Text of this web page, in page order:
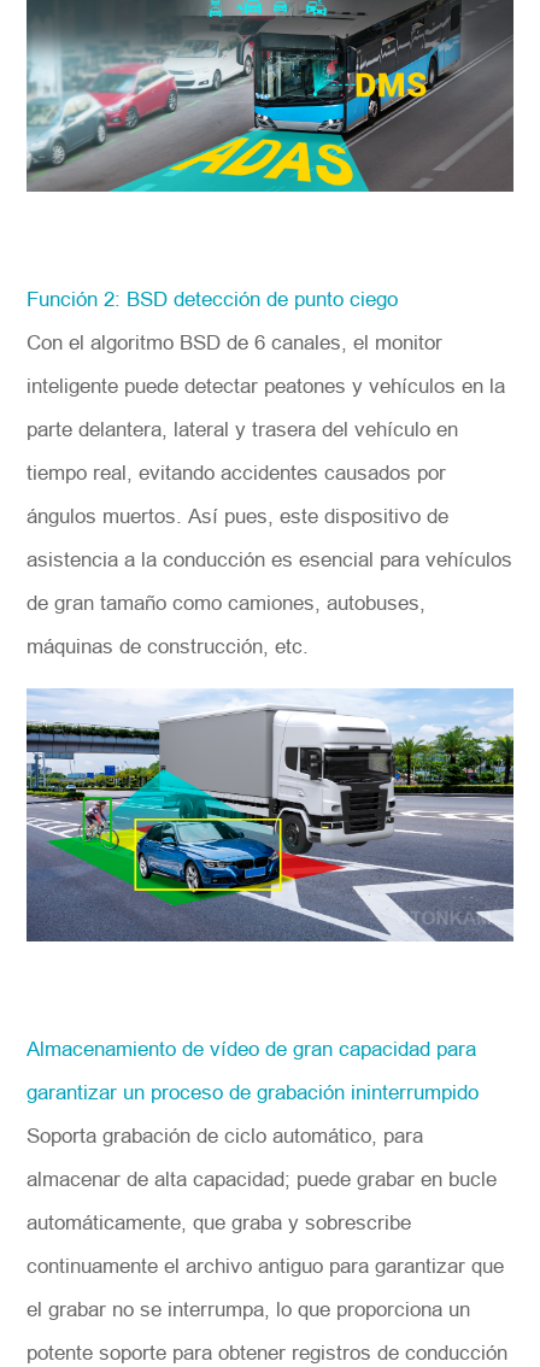
Función 2: BSD detección de punto ciego
Con el algoritmo BSD de 6 canales, el monitor
inteligente puede detectar peatones y vehículos en la
parte delantera, lateral y trasera del vehículo en
tiempo real, evitando accidentes causados por
ángulos muertos. Así pues, este dispositivo de
asistencia a la conducción es esencial para vehículos
de gran tamaño como camiones, autobuses,
máquinas de construcción, etc.
Almacenamiento de vídeo de gran capacidad para
garantizar un proceso de grabación ininterrumpido
Soporta grabación de ciclo automático, para
almacenar de alta capacidad; puede grabar en bucle
automáticamente, que graba y sobrescribe
continuamente el archivo antiguo para garantizar que
el grabar no se interrumpa, lo que proporciona un
potente soporte para obtener registros de conducción